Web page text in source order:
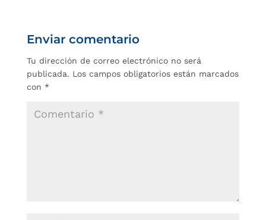
Enviar comentario
Tu dirección de correo electrónico no será
publicada. Los campos obligatorios están marcados
con *